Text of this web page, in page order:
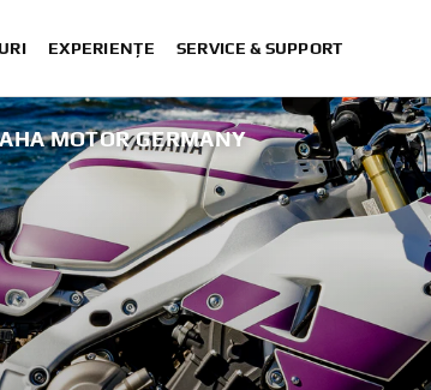
EXPERIENȚE SERVICE & SUPPORT
MOTOR GERMANY